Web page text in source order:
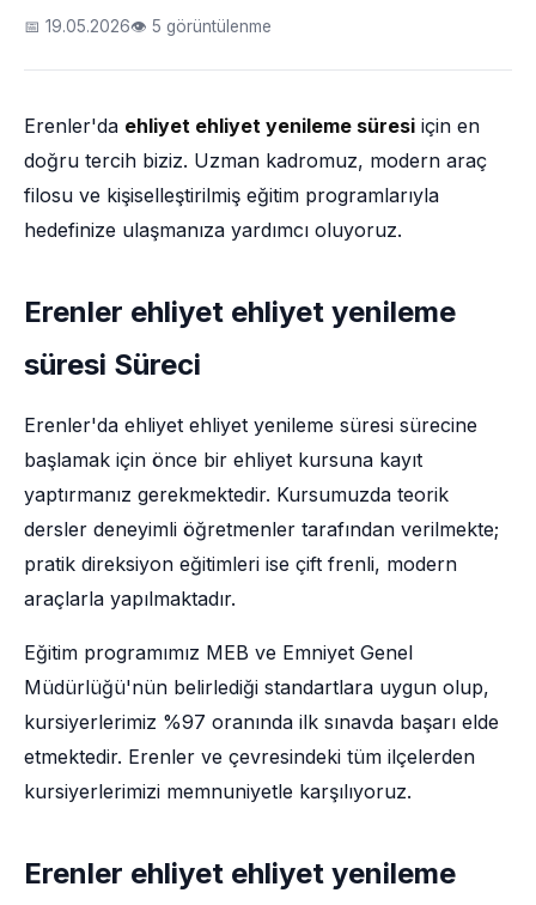
📅 19.05.2026👁 5 görüntülenme
Erenler'da ehliyet ehliyet yenileme süresi için en
doğru tercih biziz. Uzman kadromuz, modern araç
filosu ve kişiselleştirilmiş eğitim programlarıyla
hedefinize ulaşmanıza yardımcı oluyoruz.
Erenler ehliyet ehliyet yenileme
süresi Süreci
Erenler'da ehliyet ehliyet yenileme süresi sürecine
başlamak için önce bir ehliyet kursuna kayıt
yaptırmanız gerekmektedir. Kursumuzda teorik
dersler deneyimli öğretmenler tarafından verilmekte;
pratik direksiyon eğitimleri ise çift frenli, modern
araçlarla yapılmaktadır.
Eğitim programımız MEB ve Emniyet Genel
Müdürlüğü'nün belirlediği standartlara uygun olup,
kursiyerlerimiz %97 oranında ilk sınavda başarı elde
etmektedir. Erenler ve çevresindeki tüm ilçelerden
kursiyerlerimizi memnuniyetle karşılıyoruz.
Erenler ehliyet ehliyet yenileme